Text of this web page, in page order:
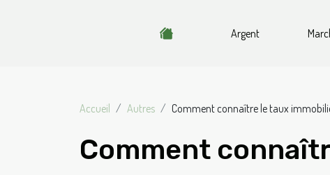
Argent
Accueil Autres Comment connaître le taux
Comment